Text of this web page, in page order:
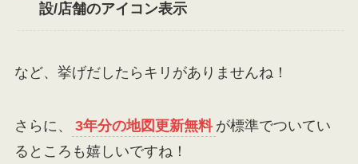
設/店舗のアイコン表示
など、挙げだしたらキリがありませんね！
さらに、 3年分の地図更新無料 が標準でついてい
るところも嬉しいですね！